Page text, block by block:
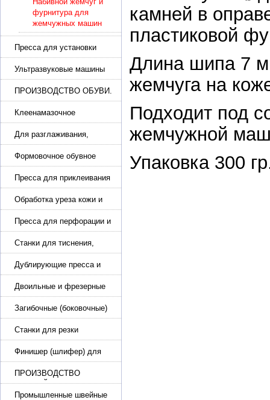
фурнитура для
жемчужных машин
Пресса для установки
фурнитуры: блочка,
люверсы, петля
Ультразвуковые машины
для сварки
ПРОИЗВОДСТВО ОБУВИ.
Машины для изготовления
обуви
Клеенамазочное
оборудование и активаторы
клея
Для разглаживания,
разбивания и герметизации
шва
Формовочное обувное
оборудование
Пресса для приклеивания
подошвы и прибивки
каблука
Обработка уреза кожи и
покрасочные камеры
Пресса для перфорации и
тиснения
Станки для тиснения,
нанесения логотипа и
нумераторы
Дублирующие пресса и
утюги для разглаживания
кожи
Двоильные и фрезерные
машины для слоения и
фрезерования кожи
Загибочные (боковочные)
машины для стельки,
кошельков, сумок
Станки для резки
кожи.Станки для резки
стропы
Финишер (шлифер) для
обуви
ПРОИЗВОДСТВО
РЕМНЕЙ, СУМОК,
КОЖГАЛАНТЕРЕИ
Промышленные швейные
камней в
пластиковой
Длина шипа 7
жемчуга на
Подходит под
жемчужной
Упаковка 300